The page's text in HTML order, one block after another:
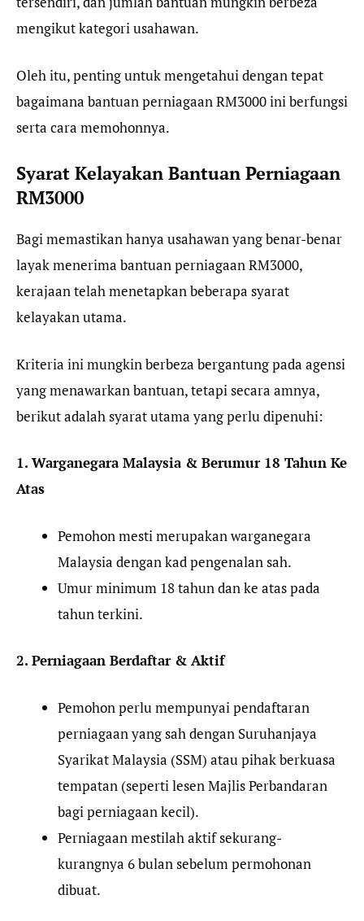
mengikut kategori usahawan.
Oleh itu, penting untuk mengetahui dengan tepat
bagaimana bantuan perniagaan RM3000 ini berfungsi
serta cara memohonnya.
Syarat Kelayakan Bantuan Perniagaan
RM3000
Bagi memastikan hanya usahawan yang benar-benar
layak menerima bantuan perniagaan RM3000,
kerajaan telah menetapkan beberapa syarat
kelayakan utama.
Kriteria ini mungkin berbeza bergantung pada agensi
yang menawarkan bantuan, tetapi secara amnya,
berikut adalah syarat utama yang perlu dipenuhi:
1. Warganegara Malaysia & Berumur 18 Tahun Ke
Atas
Pemohon mesti merupakan warganegara
Malaysia dengan kad pengenalan sah.
Umur minimum 18 tahun dan ke atas pada
tahun terkini.
2. Perniagaan Berdaftar & Aktif
Pemohon perlu mempunyai pendaftaran
perniagaan yang sah dengan Suruhanjaya
Syarikat Malaysia (SSM) atau pihak berkuasa
tempatan (seperti lesen Majlis Perbandaran
bagi perniagaan kecil).
Perniagaan mestilah aktif sekurang-
kurangnya 6 bulan sebelum permohonan
dibuat.